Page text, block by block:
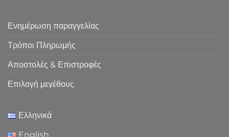
Ενημέρωση παραγγελίας
Τρόποι Πληρωμής
Αποστολές & Επιστροφές
Επιλογή μεγέθους
Ελληνικά
English